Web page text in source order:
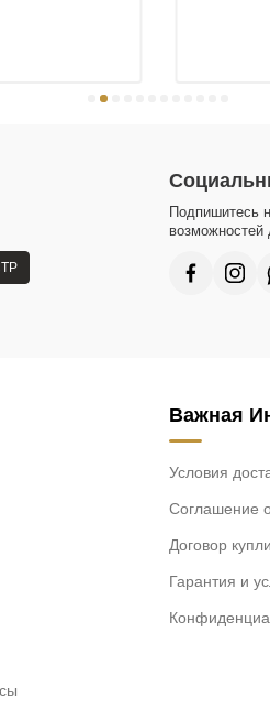
Подпишитесь
возможностей
Важная
Условия
Соглашение
Договор
Гарантия и